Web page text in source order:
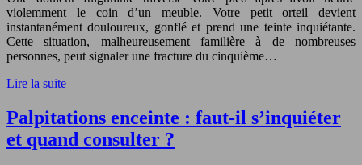
violemment le coin d’un meuble. Votre petit orteil devient
instantanément douloureux, gonflé et prend une teinte inquiétante.
Cette situation, malheureusement familière à de nombreuses
personnes, peut signaler une fracture du cinquième…
Lire la suite
Palpitations enceinte : faut-il s’inquiéter
et quand consulter ?